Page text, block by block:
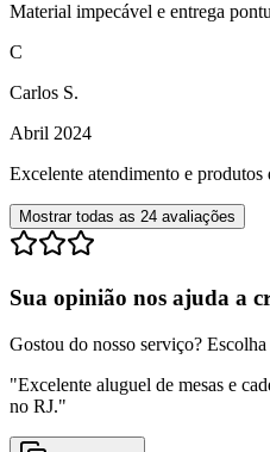
Material impecável e entrega
C
Carlos S.
Abril 2024
Excelente atendimento e produtos
Mostrar todas as 24 avaliações
Sua opinião nos ajuda a
Gostou do nosso serviço?
"Excelente aluguel de mesas e
no RJ."